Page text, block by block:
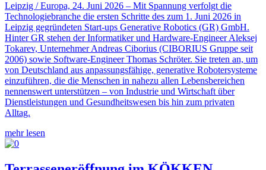
Leipzig / Europa, 24. Juni 2026 – Mit Spannung verfolgt die
Technologiebranche die ersten Schritte des zum 1. Juni 2026 in
Leipzig gegründeten Start-ups Generative Robotics (GR) GmbH.
Hinter GR stehen der Informatiker und Hardware-Engineer Aleksej
Tokarev, Unternehmer Andreas Ciborius (CIBORIUS Gruppe seit
2006) sowie Software-Engineer Thomas Schröter. Sie treten an, um
von Deutschland aus anpassungsfähige, generative Robotersysteme
einzuführen, die die Menschen in nahezu allen Lebensbereichen
nennenswert unterstützen – von Industrie und Wirtschaft über
Dienstleistungen und Gesundheitswesen bis hin zum privaten
Alltag.
mehr lesen